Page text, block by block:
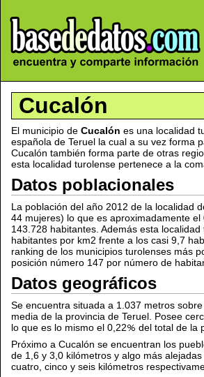
Cucalón
El municipio de Cucalón es una localidad
española de Teruel la cual a su vez forma
Cucalón también forma parte de otras
esta localidad turolense pertenece a la
Datos poblacionales
La población del año 2012 de la localidad
44 mujeres) lo que es aproximadamente el
143.728 habitantes. Además esta
habitantes por km2 frente a los casi 9,7
ranking de los municipios turolenses más
posición número 147 por número de
Datos geográficos
Se encuentra situada a 1.037 metros
media de la provincia de Teruel. Posee
lo que es lo mismo el 0,22
del total de la
Próximo a Cucalón se encuentran los
de 1,6 y 3,0 kilómetros y algo más alejadas
cuatro, cinco y seis kilómetros